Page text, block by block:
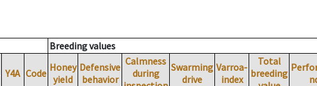
Breeding values
Y4A Code Honey
yield
Defensive
behavior
Calmness
during
Swarming
drive
Varroa-
index
Total
breeding